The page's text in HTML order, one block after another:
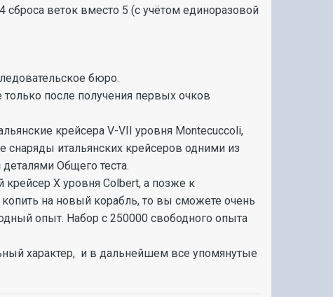
сброса веток вместо 5 (c учётом единоразовой
бюро.
после получения первых очков
крейсера V-VII уровня Montecuccoli,
снаряды итальянских крейсеров одними из
Общего теста.
X уровня Colbert, а позже к
на новый корабль, то вы сможете очень
опыт. Набор с 250000 свободного опыта
характер, и в дальнейшем все упомянутые